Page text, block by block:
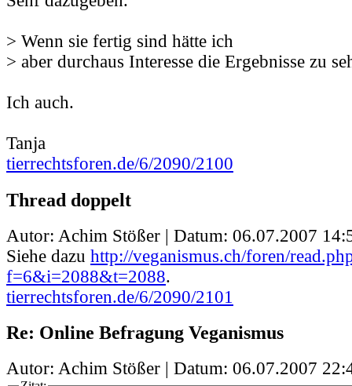
> Wenn sie fertig sind hätte ich
> aber durchaus Interesse die Ergebnisse zu
Ich auch.
Tanja
tierrechtsforen.de/6/2090/2100
Thread doppelt
Autor: Achim Stößer | Datum: 06.07.2007
Siehe dazu http://veganismus.ch/foren/
f=6&i=2088&t=2088.
tierrechtsforen.de/6/2090/2101
Re: Online Befragung Veganismus
Autor: Achim Stößer | Datum: 06.07.2007